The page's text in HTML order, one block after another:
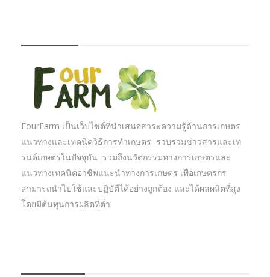
FourFarm เป็นเว็บไซต์ที่นำเสนอสาระความรู้ด้านการเกษตร
แนวทางและเทคนิควิธีการทำเกษตร รวบรวมข่าวสารและเท
รนด์เกษตรในปัจจุบัน รวมถึงนวัตกรรมทางการเกษตรและ
แนวทางเทคนิคอาชีพแนะนำทางการเกษตร เพื่อเกษตรกร
สามารถนำไปใช้และปฏิบัตืได้อย่างถูกต้อง และได้ผลผลิตที่สูง
โดยมีต้นทุนการผลิตที่ต่ำ